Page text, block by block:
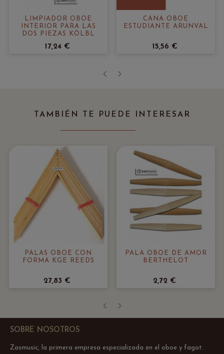
LIMPIADOR OBOE
INTERIOR PARA LAS
DOS PIEZAS KÖLBL
17,24 €
CAÑA OBOE
ESTUDIANTE ARUNVAL
15,56 €
TAMBIÉN TE PUEDE INTERESAR
PALAS OBOE CON
FORMA KGE REEDS
27,83 €
PALA OBOE DE AMOR
BERTHELOT
2,72 €
SOBRE NOSOTROS
Zasmusic, la primera empresa especializada en el oboe y fagot.